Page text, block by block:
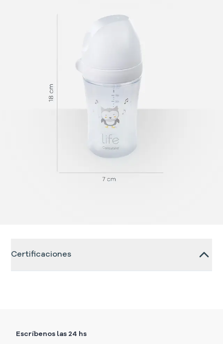
Certificaciones
Escríbenos las 24 hs